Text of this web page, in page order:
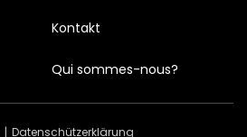
Kontakt
Qui sommes-nous?
Datenschützerklärung